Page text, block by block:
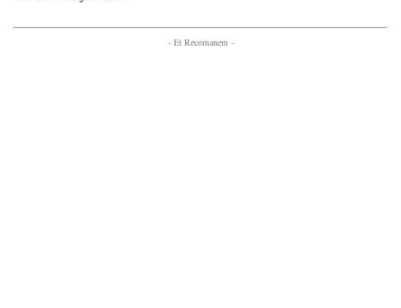
- Et Recomanem -